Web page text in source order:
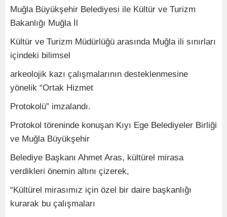
Muğla Büyükşehir Belediyesi ile Kültür ve Turizm
Bakanlığı Muğla İl
Kültür ve Turizm Müdürlüğü arasında Muğla ili sınırları
içindeki bilimsel
arkeolojik kazı çalışmalarının desteklenmesine
yönelik “Ortak Hizmet
Protokolü” imzalandı.
Protokol töreninde konuşan Kıyı Ege Belediyeler Birliği
ve Muğla Büyükşehir
Belediye Başkanı Ahmet Aras, kültürel mirasa
verdikleri önemin altını çizerek,
“Kültürel mirasımız için özel bir daire başkanlığı
kurarak bu çalışmaları